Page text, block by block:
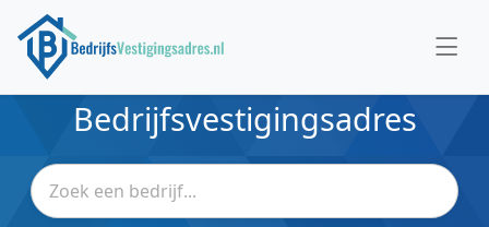
Bedrijfsvestigingsadres